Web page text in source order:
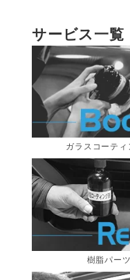
サービス一覧
ガラスコーテ
樹脂パー